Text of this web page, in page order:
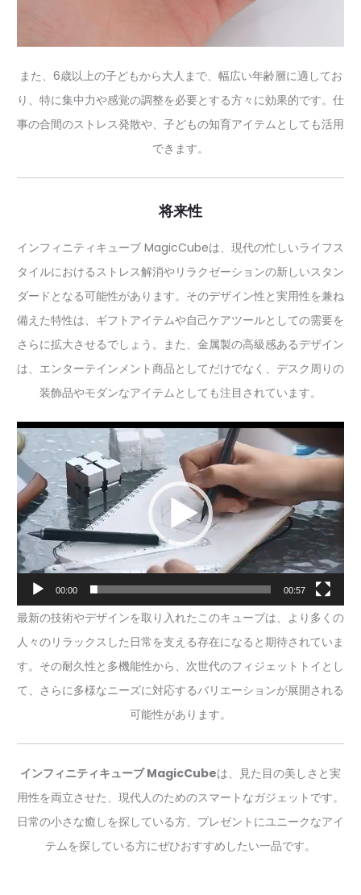
また、6歳以上の子どもから大人まで、幅広い年齢層に適してお
り、特に集中力や感覚の調整を必要とする方々に効果的です。仕
事の合間のストレス発散や、子どもの知育アイテムとしても活用
できます。
将来性
インフィニティキューブ MagicCubeは、現代の忙しいライフス
タイルにおけるストレス解消やリラクゼーションの新しいスタン
ダードとなる可能性があります。そのデザイン性と実用性を兼ね
備えた特性は、ギフトアイテムや自己ケアツールとしての需要を
さらに拡大させるでしょう。また、金属製の高級感あるデザイン
は、エンターテインメント商品としてだけでなく、デスク周りの
装飾品やモダンなアイテムとしても注目されています。
動
画
プ
レ
ー
ー
00:00 00:57
最新の技術やデザインを取り入れたこのキューブは、より多くの
人々のリラックスした日常を支える存在になると期待されていま
す。その耐久性と多機能性から、次世代のフィジェットトイとし
て、さらに多様なニーズに対応するバリエーションが展開される
可能性があります。
インフィニティキューブ MagicCubeは、見た目の美しさと実
用性を両立させた、現代人のためのスマートなガジェットです。
日常の小さな癒しを探している方、プレゼントにユニークなアイ
テムを探している方にぜひおすすめしたい一品です。